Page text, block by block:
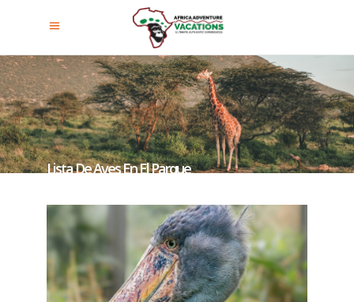
Lista De Aves En El Parque
Nacional Akagera